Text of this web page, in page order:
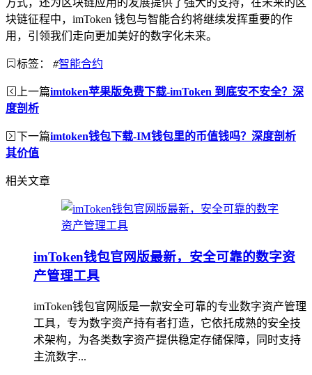
方式，还为区块链应用的发展提供了强大的支持，在未来的区
块链征程中，imToken 钱包与智能合约将继续发挥重要的作
用，引领我们走向更加美好的数字化未来。
标签： #智能合约
上一篇imtoken苹果版免费下载-imToken 到底安不安全？深
度剖析
下一篇imtoken钱包下载-IM钱包里的币值钱吗？深度剖析
其价值
相关文章
imToken钱包官网版最新，安全可靠的数字资
产管理工具
imToken钱包官网版是一款安全可靠的专业数字资产管理
工具，专为数字资产持有者打造，它依托成熟的安全技
术架构，为各类数字资产提供稳定存储保障，同时支持
主流数字...